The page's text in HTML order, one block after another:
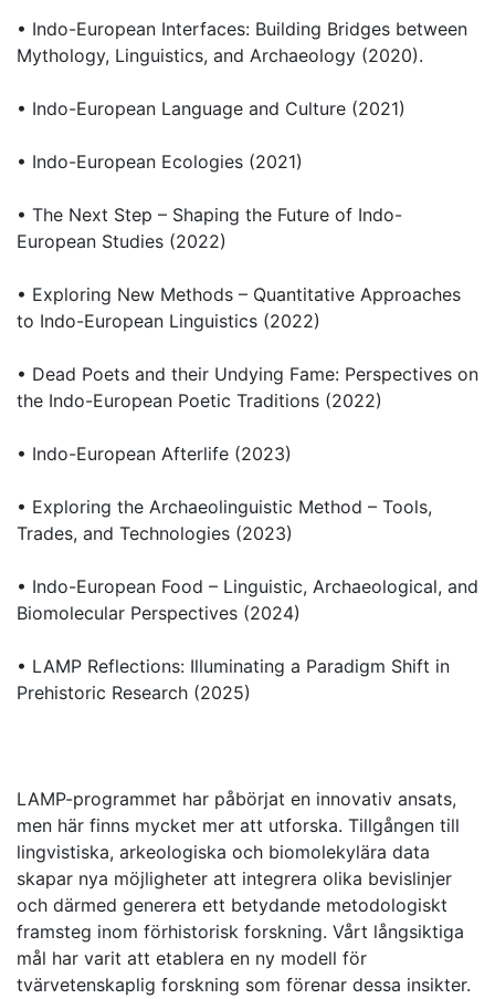
• Indo-European Interfaces: Building Bridges between
Mythology, Linguistics, and Archaeology (2020).
• Indo-European Language and Culture (2021)
• Indo-European Ecologies (2021)
• The Next Step – Shaping the Future of Indo-
European Studies (2022)
• Exploring New Methods – Quantitative Approaches
to Indo-European Linguistics (2022)
• Dead Poets and their Undying Fame: Perspectives on
the Indo-European Poetic Traditions (2022)
• Indo-European Afterlife (2023)
• Exploring the Archaeolinguistic Method – Tools,
Trades, and Technologies (2023)
• Indo-European Food – Linguistic, Archaeological, and
Biomolecular Perspectives (2024)
• LAMP Reflections: Illuminating a Paradigm Shift in
Prehistoric Research (2025)
LAMP-programmet har påbörjat en innovativ ansats,
men här finns mycket mer att utforska. Tillgången till
lingvistiska, arkeologiska och biomolekylära data
skapar nya möjligheter att integrera olika bevislinjer
och därmed generera ett betydande metodologiskt
framsteg inom förhistorisk forskning. Vårt långsiktiga
mål har varit att etablera en ny modell för
tvärvetenskaplig forskning som förenar dessa insikter.